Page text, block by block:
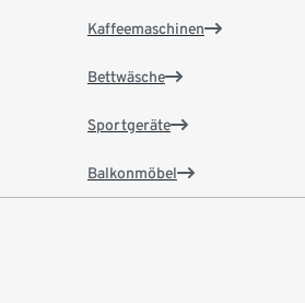
Kaffeemaschinen
Bettwäsche
Sportgeräte
Balkonmöbel